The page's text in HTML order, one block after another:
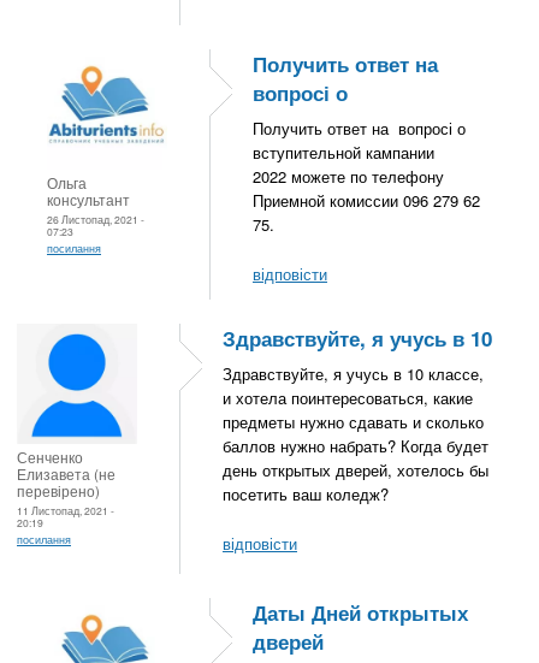
Ольга
консультант
26 Листопад, 2021 -
07:23
посилання
Получить ответ на
вопросі о
Получить ответ на вопросі о
вступительной кампании
2022 можете по телефону
Приемной комиссии 096 279 62
75.
відповісти
Сенченко
Елизавета (не
перевірено)
11 Листопад, 2021 -
20:19
посилання
Здравствуйте, я учусь в 10
Здравствуйте, я учусь в 10 классе,
и хотела поинтересоваться, какие
предметы нужно сдавать и сколько
баллов нужно набрать? Когда будет
день открытых дверей, хотелось бы
посетить ваш коледж?
відповісти
Даты Дней открытых
дверей